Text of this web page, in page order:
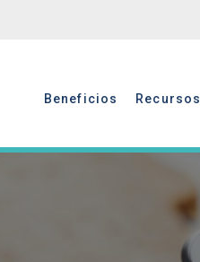
Beneficios Recursos